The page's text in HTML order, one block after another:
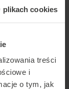
plikach cookies
treści
i
o tym, jak
Radka